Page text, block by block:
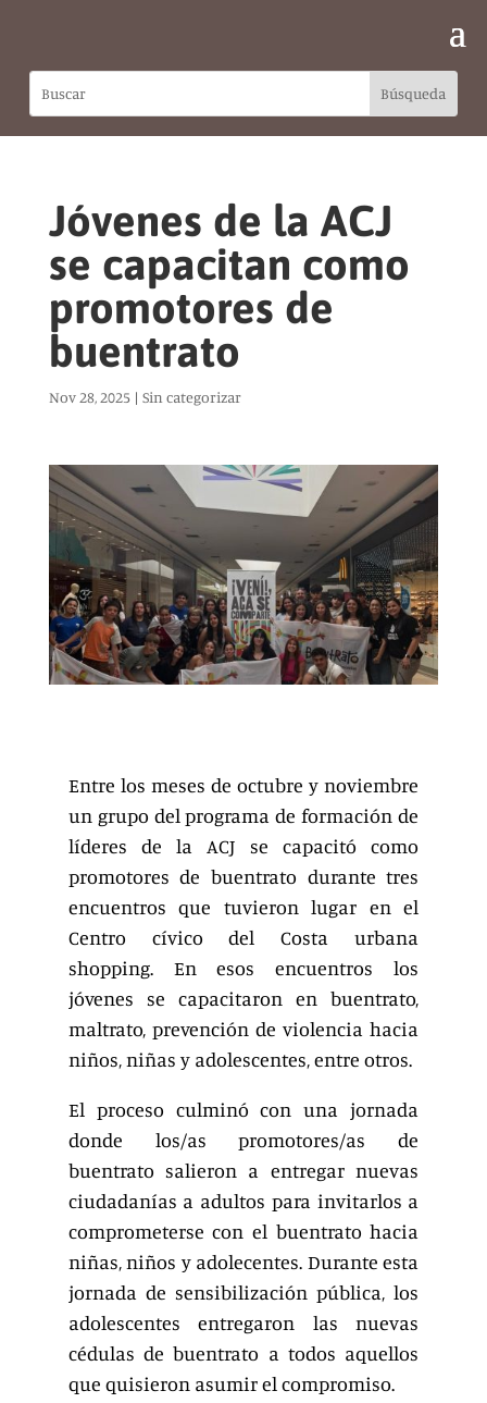
Jóvenes de la ACJ
se capacitan como
promotores de
buentrato
Nov 28, 2025| Sin categorizar
Entre los meses de octubre y noviembre
un grupo del programa de formación de
líderes de la ACJ se capacitó como
promotores de buentrato durante tres
encuentros que tuvieron lugar en el
Centro cívico del Costa urbana
shopping. En esos encuentros los
jóvenes se capacitaron en buentrato,
maltrato, prevención de violencia hacia
niños, niñas y adolescentes, entre otros.
El proceso culminó con una jornada
donde los/as promotores/as de
buentrato salieron a entregar nuevas
ciudadanías a adultos para invitarlos a
comprometerse con el buentrato hacia
niñas, niños y adolecentes. Durante esta
jornada de sensibilización pública, los
adolescentes entregaron las nuevas
cédulas de buentrato a todos aquellos
que quisieron asumir el compromiso.